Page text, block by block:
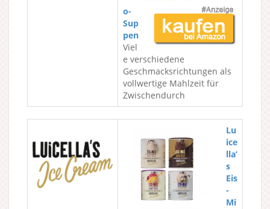
o-
Sup
pen
Viel
e verschiedene
Geschmacksrichtungen als
vollwertige Mahlzeit für
Zwischendurch
Lu
ice
lla’
s
Eis
-
Mi